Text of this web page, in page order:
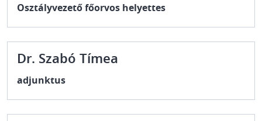
Osztályvezető főorvos helyettes
Dr. Szabó Tímea
adjunktus